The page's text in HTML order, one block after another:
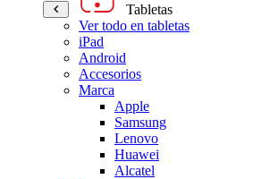
Tabletas
Ver todo en tabletas
iPad
Android
Accesorios
Marca
Apple
Samsung
Lenovo
Huawei
Alcatel